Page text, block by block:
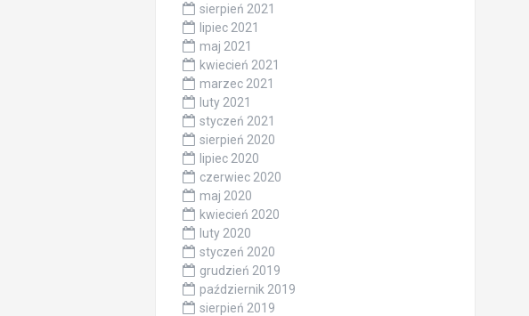
sierpień 2021
lipiec 2021
maj 2021
kwiecień 2021
marzec 2021
luty 2021
styczeń 2021
sierpień 2020
lipiec 2020
czerwiec 2020
maj 2020
kwiecień 2020
luty 2020
styczeń 2020
grudzień 2019
październik 2019
sierpień 2019